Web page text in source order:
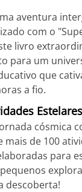
aventura
com o
livro
para um
que
a fio.
Estelares
cósmica
de 100
para
descoberta!